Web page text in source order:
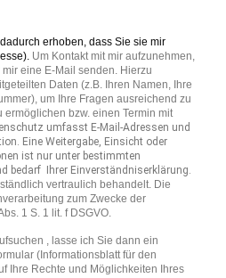
erhoben, dass Sie sie mir
Um Kontakt mit mir aufzunehmen,
eine E-Mail senden. Hierzu
Daten (z.B. Ihren Namen, Ihre
um Ihre Fragen ausreichend zu
ermöglichen bzw. einen Termin mit
umfasst E-Mail-Adressen und
Eine Weitergabe, Einsicht oder
ist nur unter bestimmten
bedarf Ihrer Einverständniserklärung.
vertraulich behandelt. Die
zum Zwecke der
1 S. 1 lit. f DSGVO.
, lasse ich Sie dann ein
(Informationsblatt für den
Ihre Rechte und Möglichkeiten Ihres